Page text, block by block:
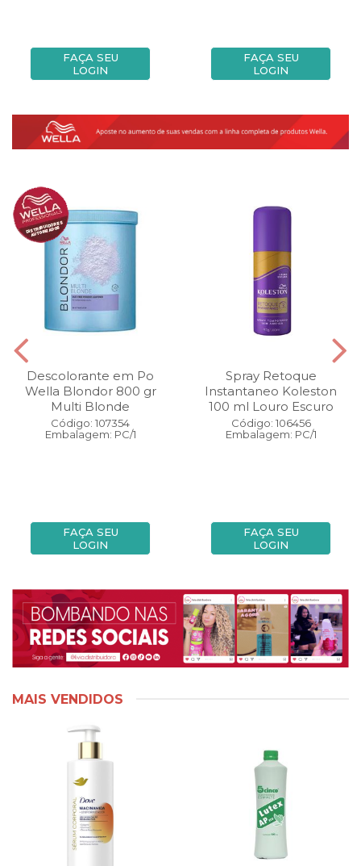
FAÇA SEU
LOGIN
FAÇA SEU
LOGIN
Descolorante em Po
Wella Blondor 800 gr
Multi Blonde
Código: 107354
Embalagem: PC/1
FAÇA SEU
LOGIN
Spray Retoque
Instantaneo Koleston
100 ml Louro Escuro
Código: 106456
Embalagem: PC/1
FAÇA SEU
LOGIN
MAIS VENDIDOS